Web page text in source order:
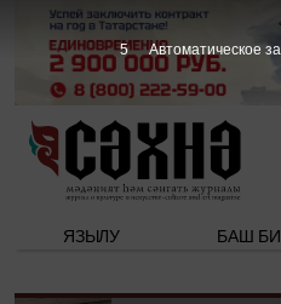
ЯЗЫЛУ БАШ
5 Автоматическое